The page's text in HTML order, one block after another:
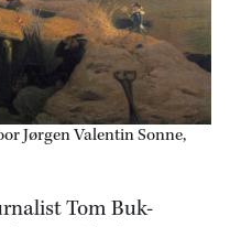
Jørgen Valentin Sonne,
Tom Buk-